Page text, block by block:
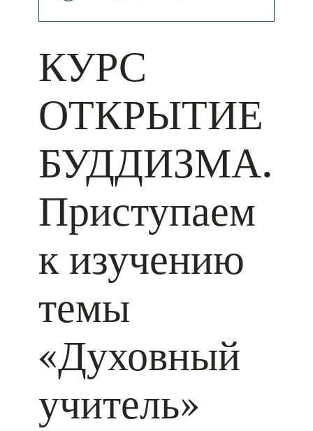
КУРС
ОТКРЫТИЕ
БУДДИЗМА.
Приступаем
к изучению
темы
«Духовный
учитель»